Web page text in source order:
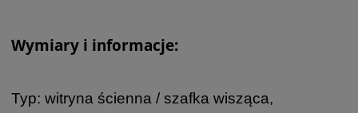
Wymiary i informacje:
Typ: witryna ścienna / szafka wisząca,